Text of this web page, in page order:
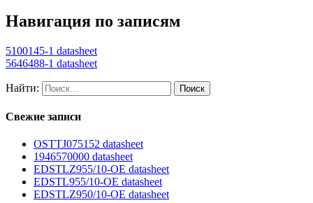
Навигация по записям
5100145-1 datasheet
5646488-1 datasheet
Найти:
Свежие записи
OSTTJ075152 datasheet
1946570000 datasheet
EDSTLZ955/10-OE datasheet
EDSTL955/10-OE datasheet
EDSTLZ950/10-OE datasheet